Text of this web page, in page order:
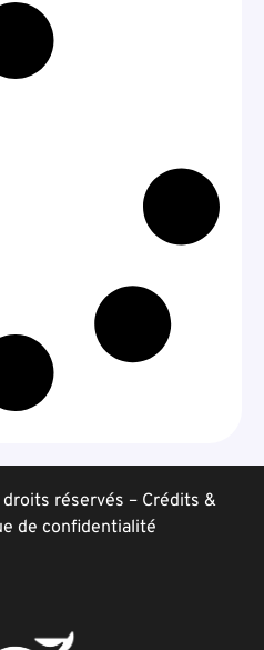
droits réservés – Crédits &
de confidentialité